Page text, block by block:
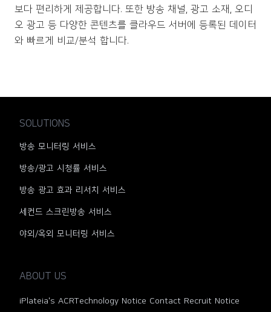
보다 편리하게 제공합니다. 또한 방송 채널, 광고 소재, 오디
오 광고 등 다양한 콘텐츠를 클라우드 서버에 등록된 데이터
와 빠르게 비교/분석 합니다.
SOLUTIONS
방송 모니터링 서비스
방송/광고 시청률 서비스
방송 광고 효과 리서치 서비스
세컨드 스크린방송 서비스
야외/옥외 모니터링 서비스
ABOUT US
iPlateia's ACRTechnology Notice Contact Recruit Notice